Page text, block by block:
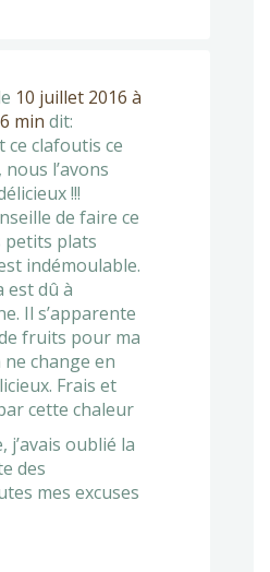
10 juillet 2016 à
min dit:
ce clafoutis ce
l’avons
!!!
de faire ce
petits plats
indémoulable.
est dû à
Il s’apparente
fruits pour ma
ne change en
Frais et
cette chaleur
j’avais oublié la
des
mes excuses